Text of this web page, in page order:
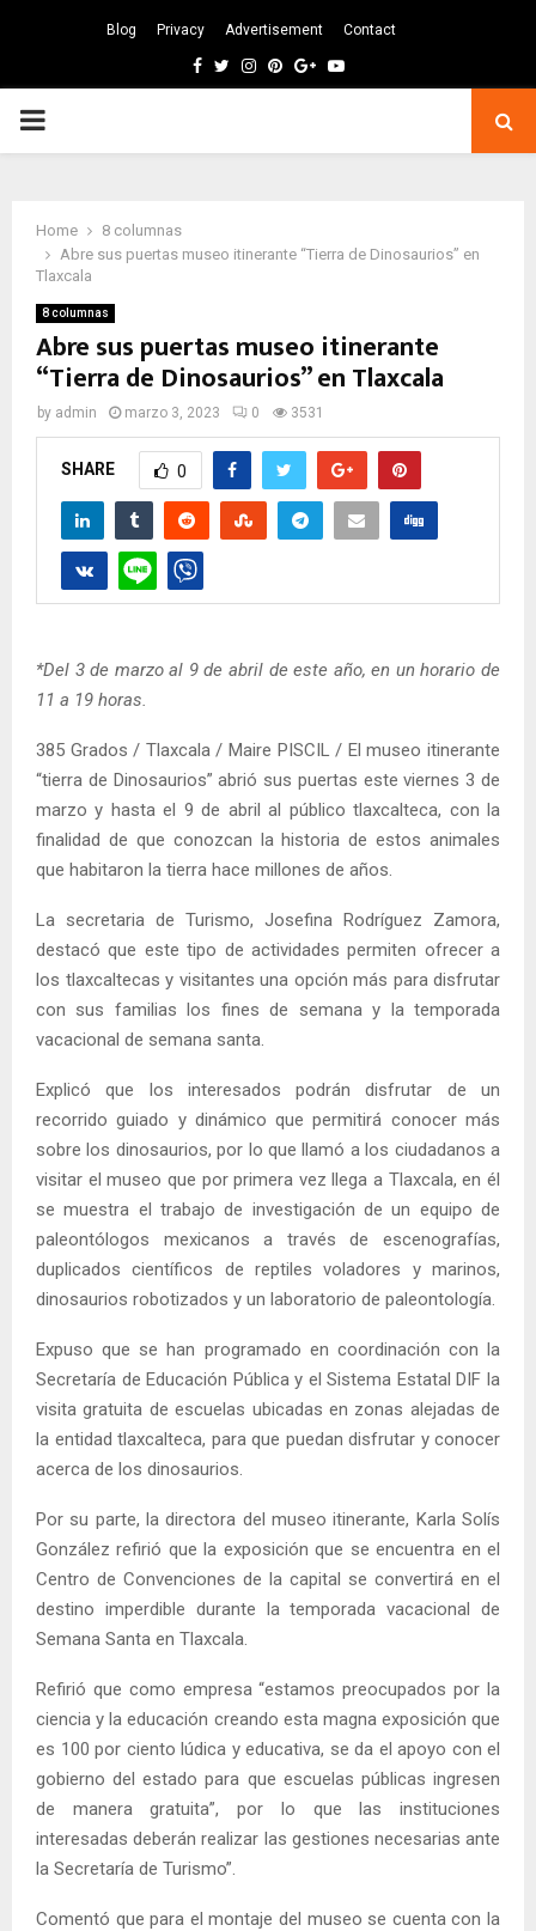
Blog Privacy Advertisement Contact
Facebook
TwitterInstagram
Pinterest
GoogleYoutube
PRIMARY
Home
8 columnas
Abre sus puertas museo itinerante “Tierra de Dinosaurios” en
Tlaxcala
8 columnas
Abre sus puertas museo itinerante
“Tierra de Dinosaurios” en Tlaxcala
by admin marzo 3, 2023 0 3531
SHARE 0
*Del 3 de marzo al 9 de abril de este año, en un horario de
11 a 19 horas.
385 Grados / Tlaxcala / Maire PISCIL / El museo itinerante
“tierra de Dinosaurios” abrió sus puertas este viernes 3 de
marzo y hasta el 9 de abril al público tlaxcalteca, con la
finalidad de que conozcan la historia de estos animales
que habitaron la tierra hace millones de años.
La secretaria de Turismo, Josefina Rodríguez Zamora,
destacó que este tipo de actividades permiten ofrecer a
los tlaxcaltecas y visitantes una opción más para disfrutar
con sus familias los fines de semana y la temporada
vacacional de semana santa.
Explicó que los interesados podrán disfrutar de un
recorrido guiado y dinámico que permitirá conocer más
sobre los dinosaurios, por lo que llamó a los ciudadanos a
visitar el museo que por primera vez llega a Tlaxcala, en él
se muestra el trabajo de investigación de un equipo de
paleontólogos mexicanos a través de escenografías,
duplicados científicos de reptiles voladores y marinos,
dinosaurios robotizados y un laboratorio de paleontología.
Expuso que se han programado en coordinación con la
Secretaría de Educación Pública y el Sistema Estatal DIF la
visita gratuita de escuelas ubicadas en zonas alejadas de
la entidad tlaxcalteca, para que puedan disfrutar y conocer
acerca de los dinosaurios.
Por su parte, la directora del museo itinerante, Karla Solís
González refirió que la exposición que se encuentra en el
Centro de Convenciones de la capital se convertirá en el
destino imperdible durante la temporada vacacional de
Semana Santa en Tlaxcala.
Refirió que como empresa “estamos preocupados por la
ciencia y la educación creando esta magna exposición que
es 100 por ciento lúdica y educativa, se da el apoyo con el
gobierno del estado para que escuelas públicas ingresen
de manera gratuita”, por lo que las instituciones
interesadas deberán realizar las gestiones necesarias ante
la Secretaría de Turismo”.
Comentó que para el montaje del museo se cuenta con la